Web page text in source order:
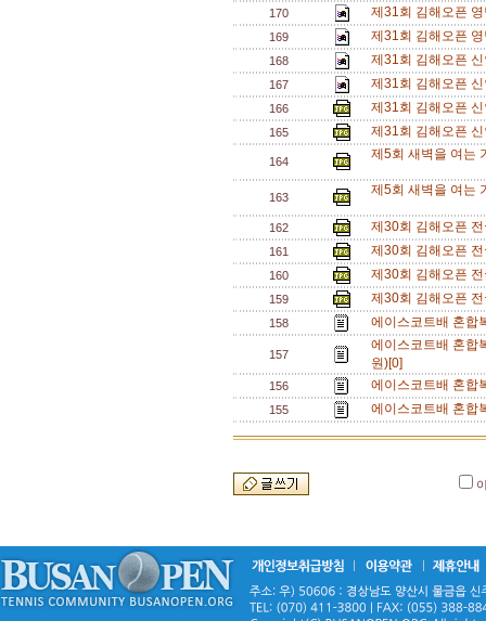
170 제31회 김해오픈
169 제31회 김해오픈
168 제31회 김해오픈
167 제31회 김해오픈
166 제31회 김해오픈
165 제31회 김해오픈
164 제5회 새벽을 여는
163 제5회 새벽을 여는
162 제30회 김해오픈
161 제30회 김해오픈
160 제30회 김해오픈
159 제30회 김해오픈
158 에이스코트배 혼합
157
에이스코트배 혼합
원)[0]
156 에이스코트배 혼합
155 에이스코트배 혼합